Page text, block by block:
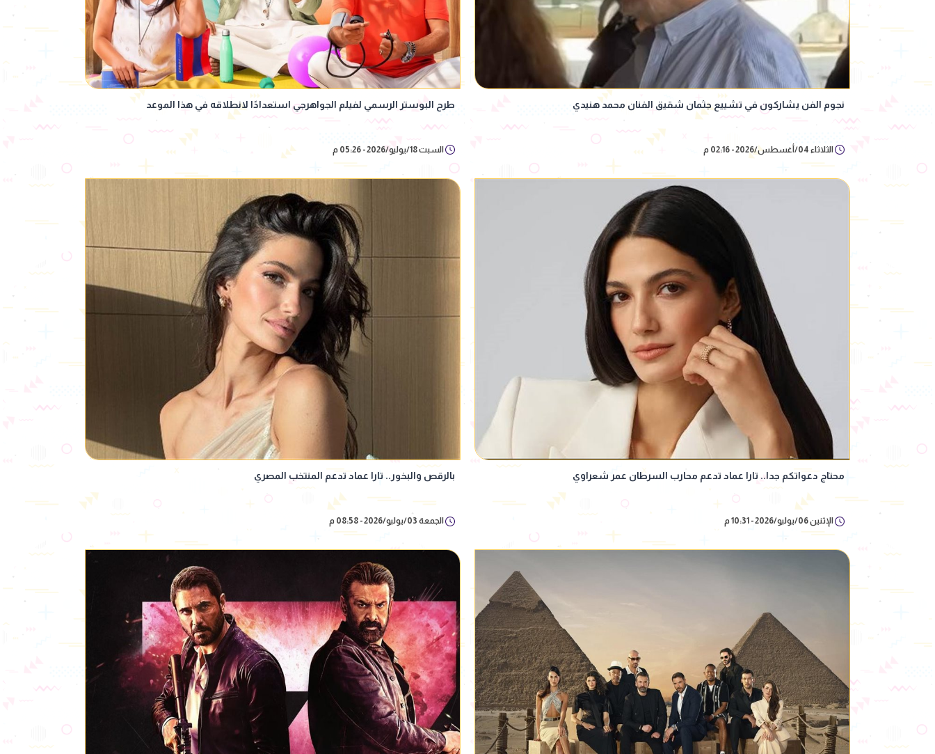
نجوم الفن يشاركون في تشييع جثمان شقيق الفنان محمد هنيدي
الثلاثاء 04/أغسطس/2026 - 02:16 م
طرح البوستر الرسمي لفيلم الجواهرجي استعدادًا لانطلاقه في هذا الموعد
السبت 18/يوليو/2026 - 05:26 م
محتاج دعواتكم جدا.. تارا عماد تدعم محارب السرطان عمر شعراوي
الإثنين 06/يوليو/2026 - 10:31 م
بالرقص والبخور.. تارا عماد تدعم المنتخب المصري
الجمعة 03/يوليو/2026 - 08:58 م